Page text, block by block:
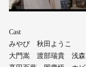
Cast
みやび 秋田ようこ
大門嵩 渡部瑞貴 浅